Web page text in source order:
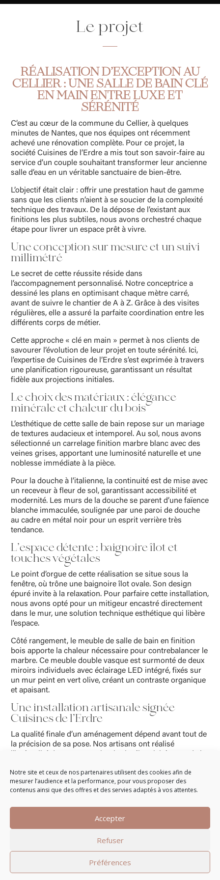
Notre site et ceux de nos partenaires utilisent des cookies afin de
mesurer l’audience et la performance, pour vous proposer des
contenus ainsi que des offres et des servies adaptés à vos attentes.
Accepter
Refuser
Préférences
Le projet
RÉALISATION D’EXCEPTION AU
CELLIER : UNE SALLE DE BAIN CLÉ
EN MAIN ENTRE LUXE ET
SÉRÉNITÉ
C’est au cœur de la commune du Cellier, à quelques
minutes de Nantes, que nos équipes ont récemment
achevé une rénovation complète. Pour ce projet, la
société Cuisines de l’Erdre a mis tout son savoir-faire au
service d’un couple souhaitant transformer leur ancienne
salle d’eau en un véritable sanctuaire de bien-être.
L’objectif était clair : offrir une prestation haut de gamme
sans que les clients n’aient à se soucier de la complexité
technique des travaux. De la dépose de l’existant aux
finitions les plus subtiles, nous avons orchestré chaque
étape pour livrer un espace prêt à vivre.
Une conception sur mesure et un suivi
millimétré
Le secret de cette réussite réside dans
l’accompagnement personnalisé. Notre conceptrice a
dessiné les plans en optimisant chaque mètre carré,
avant de suivre le chantier de A à Z. Grâce à des visites
régulières, elle a assuré la parfaite coordination entre les
différents corps de métier.
Cette approche « clé en main » permet à nos clients de
savourer l’évolution de leur projet en toute sérénité. Ici,
l’expertise de Cuisines de l’Erdre s’est exprimée à travers
une planification rigoureuse, garantissant un résultat
fidèle aux projections initiales.
Le choix des matériaux : élégance
minérale et chaleur du bois
L’esthétique de cette salle de bain repose sur un mariage
de textures audacieux et intemporel. Au sol, nous avons
sélectionné un carrelage finition marbre blanc avec des
veines grises, apportant une luminosité naturelle et une
noblesse immédiate à la pièce.
Pour la douche à l’italienne, la continuité est de mise avec
un receveur à fleur de sol, garantissant accessibilité et
modernité. Les murs de la douche se parent d’une faïence
blanche immaculée, soulignée par une paroi de douche
au cadre en métal noir pour un esprit verrière très
tendance.
L’espace détente : baignoire îlot et
touches végétales
Le point d’orgue de cette réalisation se situe sous la
fenêtre, où trône une baignoire îlot ovale. Son design
épuré invite à la relaxation. Pour parfaire cette installation,
nous avons opté pour un mitigeur encastré directement
dans le mur, une solution technique esthétique qui libère
l’espace.
Côté rangement, le meuble de salle de bain en finition
bois apporte la chaleur nécessaire pour contrebalancer le
marbre. Ce meuble double vasque est surmonté de deux
miroirs individuels avec éclairage LED intégré, fixés sur
un mur peint en vert olive, créant un contraste organique
et apaisant.
Une installation artisanale signée
Cuisines de l’Erdre
La qualité finale d’un aménagement dépend avant tout de
la précision de sa pose. Nos artisans ont réalisé
carrelage et chaque raccordement a été traité avec une
rigueur artisanale.
Nous tenons à remercier chaleureusement nos clients du
Cellier pour la confiance qu’ils nous ont témoignée tout
au long de cette aventure. C’est un honneur pour nous